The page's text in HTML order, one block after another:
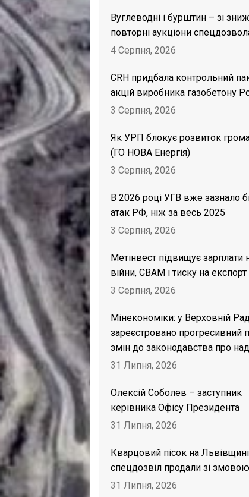
Вуглеводні і бурштин – зі
повторні аукціони
4 Серпня, 2026
CRH придбала контрольний
акцій виробника газобетону
3 Серпня, 2026
Як УРП блокує розвиток
(ГО НОВА Енергія)
3 Серпня, 2026
В 2026 році УГВ вже зазнало
атак РФ, ніж за весь 2025
3 Серпня, 2026
Метінвест підвищує зарплати
війни, CBAM і тиску на експорт
3 Серпня, 2026
Мінекономіки: у Верховній
зареєстровано прогресивний
змін до законодавства про
31 Липня, 2026
Олексій Соболев – заступник
керівника Офісу Президента
31 Липня, 2026
Кварцовий пісок на
спецдозвіл продали зі змовою
31 Липня, 2026